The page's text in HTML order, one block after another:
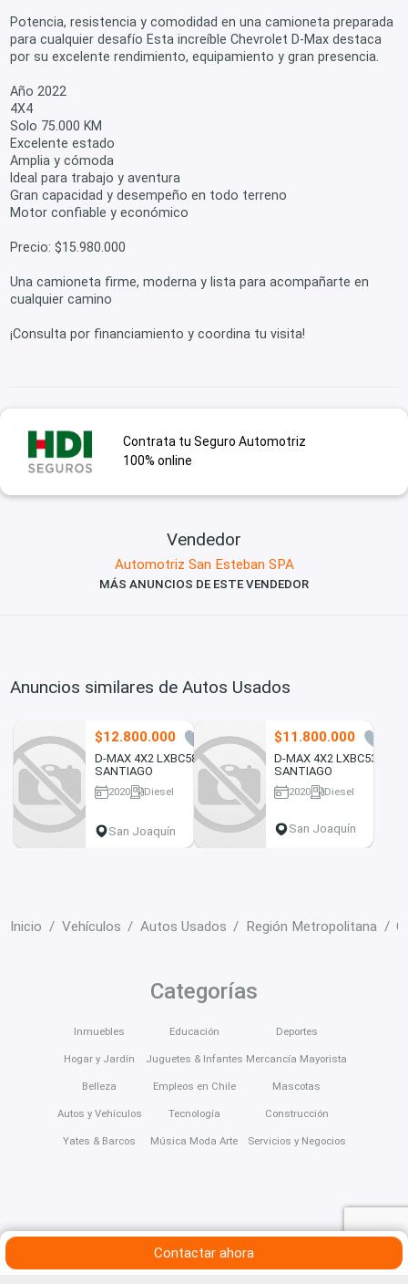
Potencia, resistencia y comodidad en una camioneta preparada
para cualquier desafío Esta increíble Chevrolet D-Max destaca
por su excelente rendimiento, equipamiento y gran presencia.
Año 2022
4X4
Solo 75.000 KM
Excelente estado
Amplia y cómoda
Ideal para trabajo y aventura
Gran capacidad y desempeño en todo terreno
Motor confiable y económico
Precio: $15.980.000
Una camioneta firme, moderna y lista para acompañarte en
cualquier camino
¡Consulta por financiamiento y coordina tu visita!
Contrata tu Seguro Automotriz
100% online
Vendedor
Automotriz San Esteban SPA
MÁS ANUNCIOS DE ESTE VENDEDOR
Anuncios similares de Autos Usados
$12.800.000
0
D-MAX 4X2 LXBC58-
SANTIAGO
2020
Diesel
San Joaquín
$11.800.000
D-MAX 4X2 LXBC53-
SANTIAGO
2020
Diesel
San Joaquín
Inicio Vehículos Autos Usados Región Metropolitana
Contactar ahora
Categorías
Inmuebles
Hogar y Jardín
Belleza
Autos y Vehículos
Yates & Barcos
Educación
Juguetes & Infantes
Empleos en Chile
Tecnología
Música Moda Arte
Deportes
Mercancía Mayorista
Mascotas
Construcción
Servicios y Negocios